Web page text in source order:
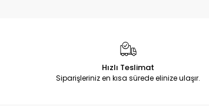
Hızlı Teslimat
Siparişleriniz en kısa sürede elinize ulaşır.